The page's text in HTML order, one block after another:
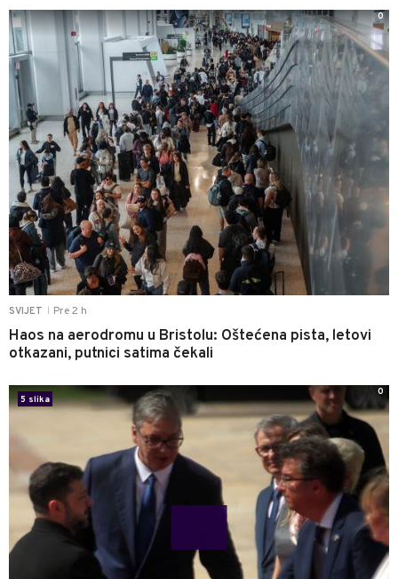
SVIJET Pre 2 h
Haos na aerodromu u Bristolu: Oštećena pista, letovi
otkazani, putnici satima čekali
0
5 slika
0